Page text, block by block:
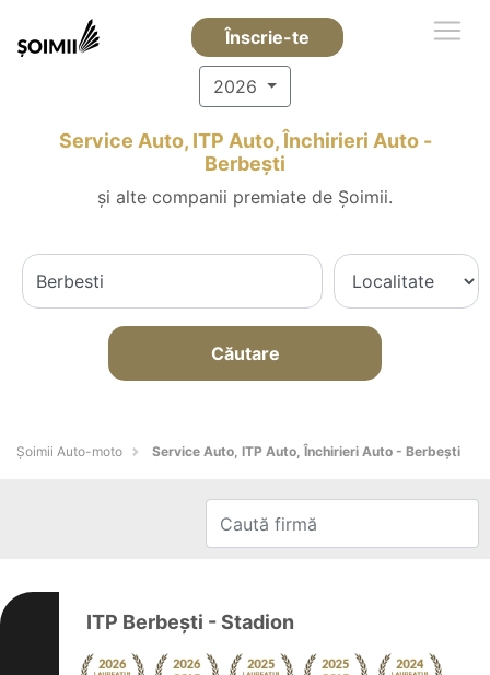
Înscrie-te
2026
Service Auto, ITP Auto, Închirieri Auto -
Berbeşti
și alte companii premiate de Șoimii.
Căutare
Șoimii Auto-moto Service Auto, ITP Auto, Închirieri Auto - Berbeşti
ITP Berbești - Stadion